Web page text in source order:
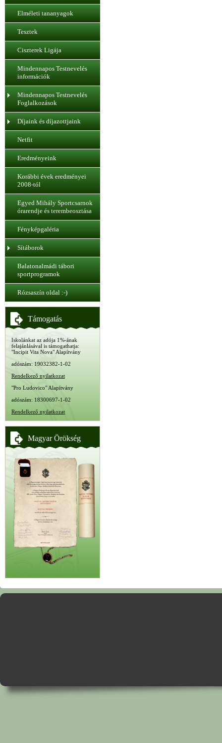
Elméleti tananyagok
Tesztek
Ciszterek Ligája
Mindennapos Testnevelés
információk
Mindennapos Testnevelés
Foglalkozások
Díjaink és díjazottjaink
Netfit
Eredményeink
Korábbi évek eredményei
2008-tól
Egyed Mihály Sportcsarnok
órarendje és terembeosztása
Fényképgaléria
Sítáborok
Balatonalmádi tábori
sportprogramok
Rózsaszín oldal :-)
Támogatás
Iskolánkat az adója 1%-ának
felajánlásával is támogathatja:
"Incipit Vita Nova" Alapítvány
adószám: 19032382-1-02
Rendelkező nyilatkozat
"Pro Ludovico" Alapítvány
adószám: 18300697-1-02
Rendelkező nyilatkozat
Magyar Örökség